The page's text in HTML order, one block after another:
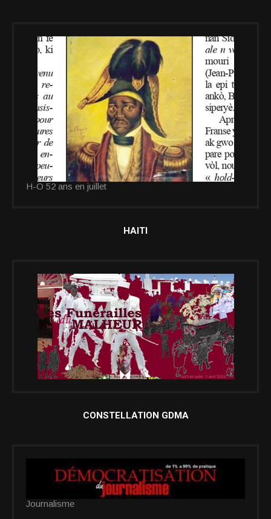
H-O 52 ans en juillet
HAITI
CONSTELLATION GDMA
Journalisme